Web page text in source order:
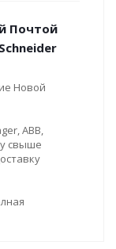
Почтой
Новой
ABB,
свыше